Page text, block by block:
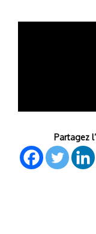
Partagez